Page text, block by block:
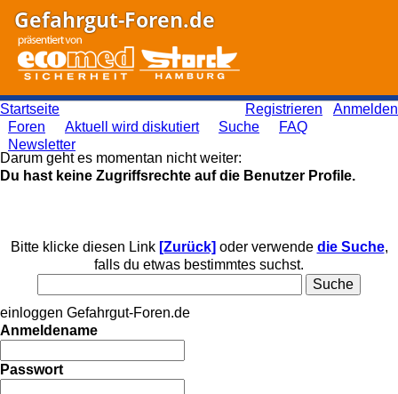
Gefahrgut-Foren.de
Registrieren Anmelden
Startseite
Foren
Aktuell wird diskutiert Suche
FAQ
Newsletter
Darum geht es momentan nicht weiter:
Du hast keine Zugriffsrechte auf die Benutzer Profile.
Bitte klicke diesen Link [Zurück] oder verwende die Suche,
falls du etwas bestimmtes suchst.
einloggen Gefahrgut-Foren.de
Anmeldename
Passwort